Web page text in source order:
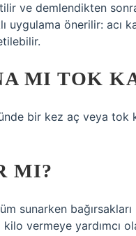
ve demlendikten
önerilir: acı
MI TOK
bir kez aç veya tok
MI?
sunarken
vermeye yardımcı